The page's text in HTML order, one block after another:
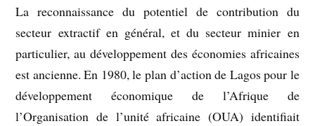
La reconnaissance du potentiel de contribution du
secteur extractif en général, et du secteur minier en
particulier, au développement des économies africaines
est ancienne. En 1980, le plan d’action de Lagos pour le
développement économique de l’Afrique de
l’Organisation de l’unité africaine (OUA) identifiait